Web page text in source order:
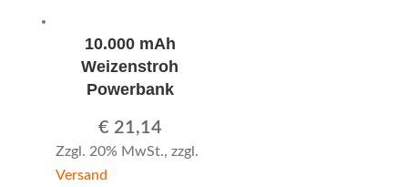
10.000 mAh
Weizenstroh
Powerbank
€ 21,14
Zzgl. 20% MwSt., zzgl.
Versand